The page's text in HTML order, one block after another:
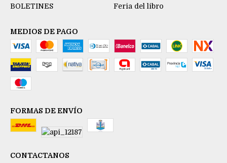
BOLETINES Feria del libro
MEDIOS DE PAGO
FORMAS DE ENVÍO
CONTACTANOS